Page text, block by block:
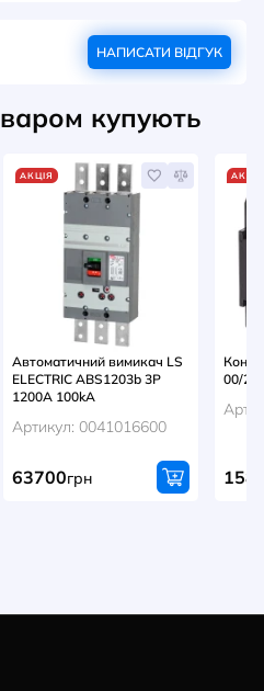
НАПИСАТИ ВІДГУК
купують
АКЦІЯ
Автоматичний вимикач LS
ELECTRIC ABS1203b 3P
1200A 100kA
Артикул: 0041016600
63700грн
АКЦІЯ
00/